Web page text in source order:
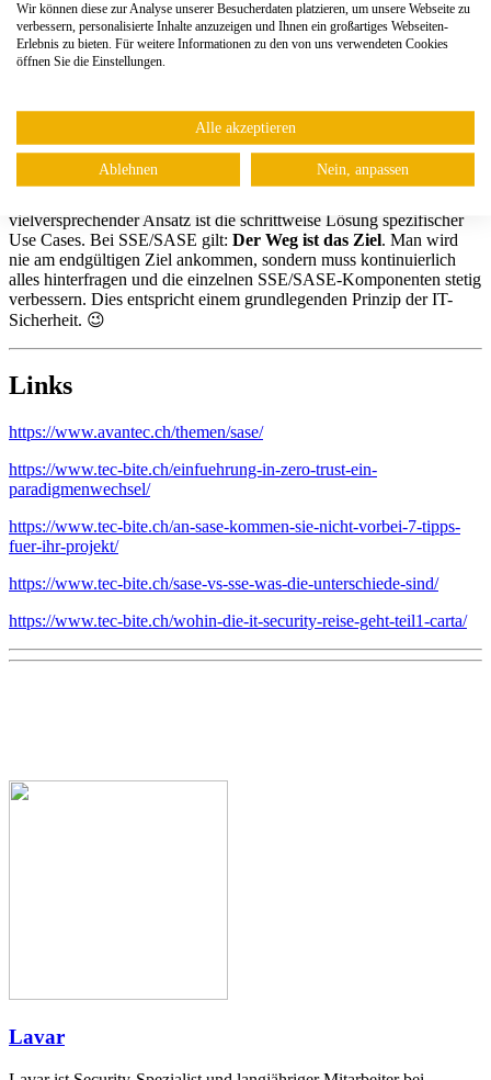
alle Komponenten „Best-of-Breed“ sind oder dass eine
Kombination verschiedener Hersteller (Multi Vendor SASE) nicht
besser wäre. Jedes Unternehmen muss individuell entscheiden,
welche Lösung für den SSE/SASE-Weg am besten geeignet ist.
SSE/SASE – der Weg ist das Ziel
Viele Unternehmen haben Schwierigkeiten, SSE/SASE-Projekte zu
vielversprechender Ansatz ist die schrittweise Lösung spezifischer
Use Cases. Bei SSE/SASE gilt: Der Weg ist das Ziel. Man wird
nie am endgültigen Ziel ankommen, sondern muss kontinuierlich
alles hinterfragen und die einzelnen SSE/SASE-Komponenten stetig
verbessern. Dies entspricht einem grundlegenden Prinzip der IT-
Sicherheit. 😉
Links
https://www.avantec.ch/themen/sase/
https://www.tec-bite.ch/einfuehrung-in-zero-trust-ein-
paradigmenwechsel/
https://www.tec-bite.ch/an-sase-kommen-sie-nicht-vorbei-7-tipps-
fuer-ihr-projekt/
https://www.tec-bite.ch/sase-vs-sse-was-die-unterschiede-sind/
https://www.tec-bite.ch/wohin-die-it-security-reise-geht-teil1-carta/
Lavar
Wir können diese zur Analyse unserer Besucherdaten platzieren, um unsere Webseite zu
verbessern, personalisierte Inhalte anzuzeigen und Ihnen ein großartiges Webseiten-
Erlebnis zu bieten. Für weitere Informationen zu den von uns verwendeten Cookies
öffnen Sie die Einstellungen.
Alle akzeptieren
Ablehnen Nein, anpassen